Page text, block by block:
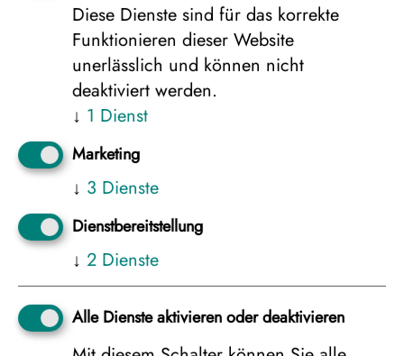
Junior Suite, 4er Belegung
Weitere Unterkünfte anzeigen
Zurück
Diese Dienste sind für das korrekte
Funktionieren dieser Website
unerlässlich und können nicht
deaktiviert werden.
↓ 1 Dienst
Marketing
↓ 3 Dienste
Dienstbereitstellung
↓ 2 Dienste
Alle Dienste aktivieren oder deaktivieren